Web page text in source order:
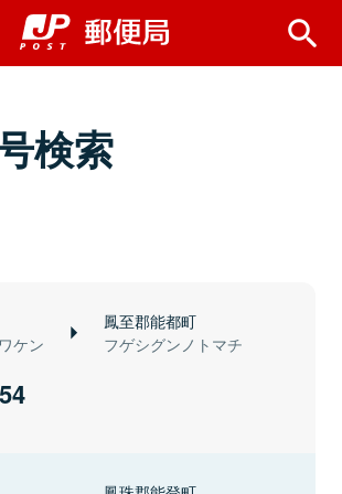
検索
ケン
鳳至郡能都町
フゲシグンノトマチ